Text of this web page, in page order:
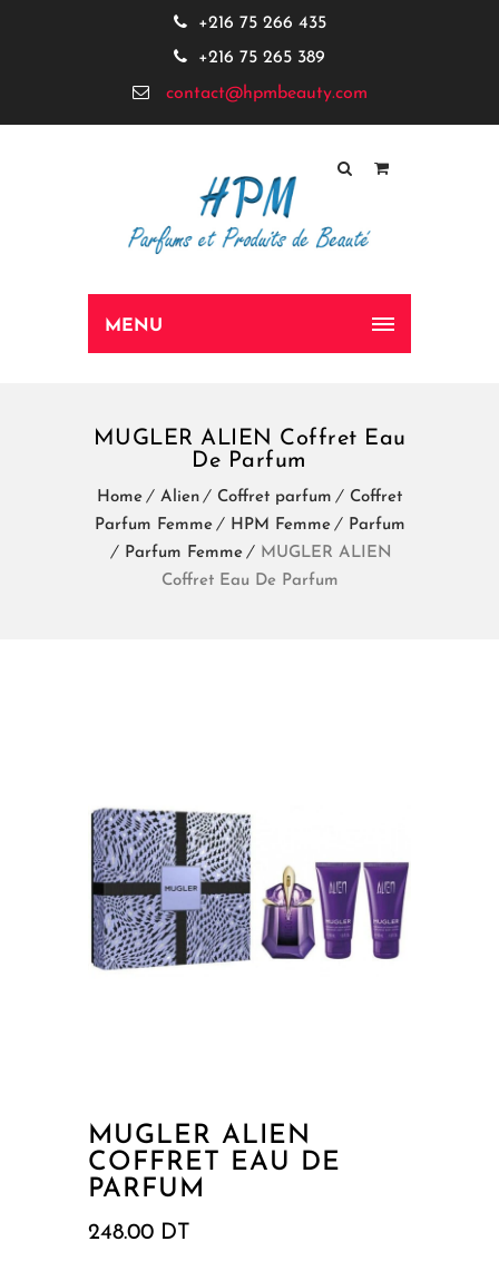
+216 75 266 435
+216 75 265 389
contact@hpmbeauty.com
MENU
MUGLER ALIEN Coffret Eau
De Parfum
Home Alien Coffret parfum
Coffret
Parfum Femme
HPM Femme
Parfum
Parfum Femme
MUGLER ALIEN
Coffret Eau De Parfum
MUGLER ALIEN
COFFRET EAU DE
PARFUM
248.00 DT